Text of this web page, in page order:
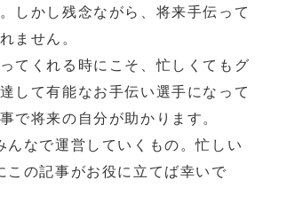
しかし残念ながら、将来手伝って
ません。
てくれる時にこそ、忙しくてもグ
して有能なお手伝い選手になって
で将来の自分が助かります。
なで運営していくもの。忙しい
この記事がお役に立てば幸いで